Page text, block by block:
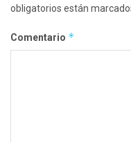
obligatorios están
Comentario *